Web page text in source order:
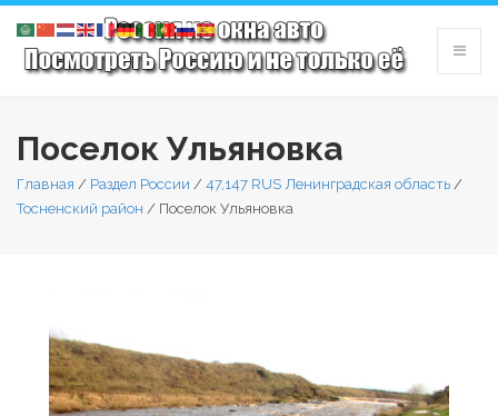
Поселок Ульяновка
Главная / Раздел России / 47,147 RUS Ленинградская область /
Тосненский район / Поселок Ульяновка